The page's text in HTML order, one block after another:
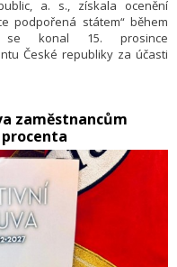
a. s., získala ocenění
podpořená státem“ během
se konal 15. prosince
České republiky za účasti
české vývozce. Cílem
firmy, které dosahují
zaměstnancům